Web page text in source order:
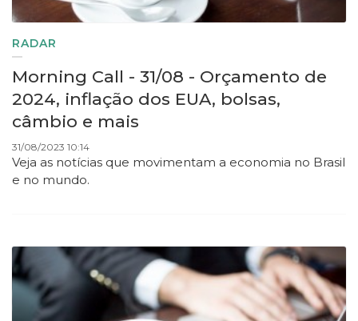
RADAR
Morning Call - 31/08 - Orçamento de
2024, inflação dos EUA, bolsas,
câmbio e mais
31/08/2023 10:14
Veja as notícias que movimentam a economia no Brasil
e no mundo.